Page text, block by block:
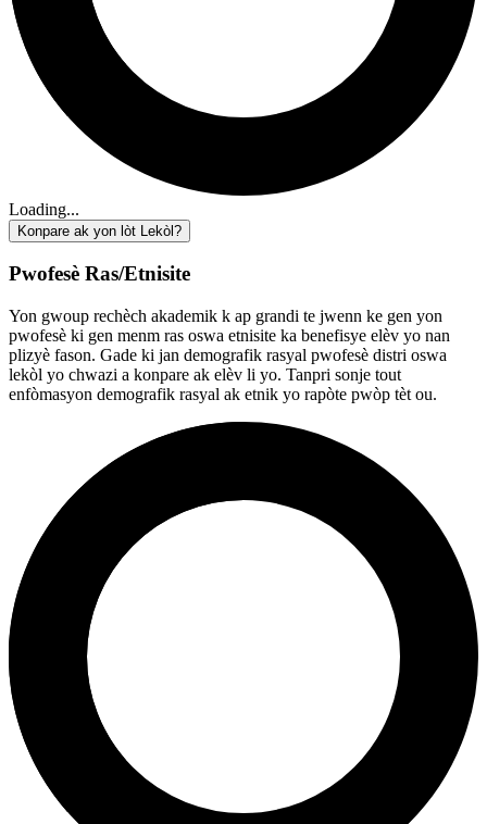
Loading...
Konpare ak yon lòt Lekòl?
Pwofesè Ras/Etnisite
Yon gwoup rechèch akademik k ap grandi te jwenn ke gen yon
pwofesè ki gen menm ras oswa etnisite ka benefisye elèv yo nan
plizyè fason. Gade ki jan demografik rasyal pwofesè distri oswa
lekòl yo chwazi a konpare ak elèv li yo. Tanpri sonje tout
enfòmasyon demografik rasyal ak etnik yo rapòte pwòp tèt ou.